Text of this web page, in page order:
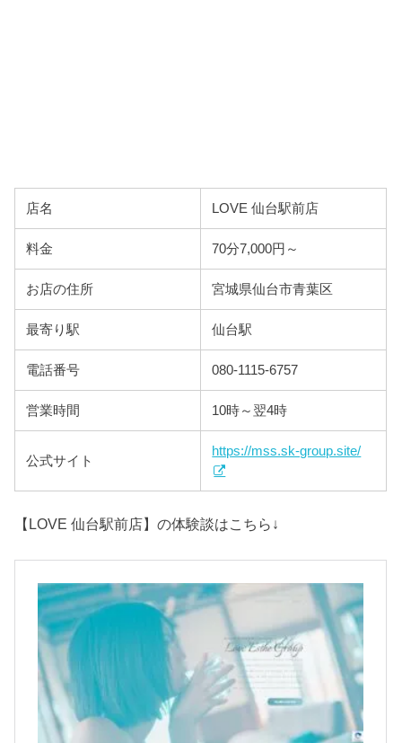
店名 LOVE 仙台駅前店
料金 70分7,000円～
お店の住所 宮城県仙台市青葉区
最寄り駅 仙台駅
電話番号 080-1115-6757
営業時間 10時～翌4時
公式サイト
https://mss.sk-group.site/
【LOVE 仙台駅前店】の体験談はこちら↓